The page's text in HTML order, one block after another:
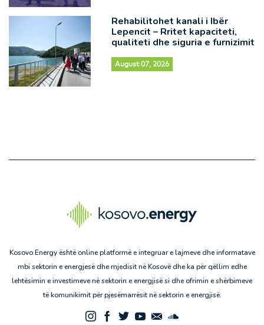
Rehabilitohet kanali i Ibër
Lepencit – Rritet kapaciteti,
qualiteti dhe siguria e furnizimit
August 07, 2026
Kosovo.Energy është online platformë e integruar e lajmeve dhe informatave
mbi sektorin e energjesë dhe mjedisit në Kosovë dhe ka për qëllim edhe
lehtësimin e investimeve në sektorin e energjisë si dhe ofrimin e shërbimeve
të komunikimit për pjesëmarrësit në sektorin e energjisë.